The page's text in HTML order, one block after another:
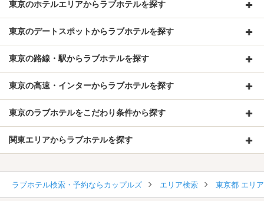
東京のホテルエリアからラブホテルを探す
東京のデートスポットからラブホテルを探す
東京の路線・駅からラブホテルを探す
東京の高速・インターからラブホテルを探す
東京のラブホテルをこだわり条件から探す
関東エリアからラブホテルを探す
ラブホテル検索・予約ならカップルズ エリア検索 東京都 エリ